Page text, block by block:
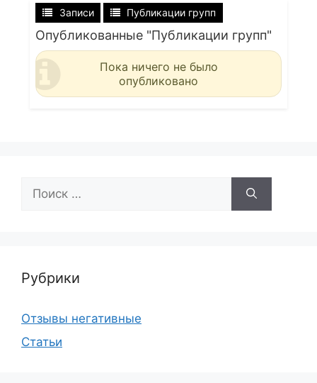
Записи Публикации групп
Опубликованные "Публикации групп"
Пока ничего не было
опубликовано
Рубрики
Отзывы негативные
Статьи